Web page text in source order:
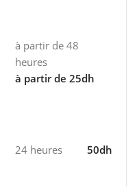
à partir de 48
heures
à partir de 25dh
24 heures 50dh